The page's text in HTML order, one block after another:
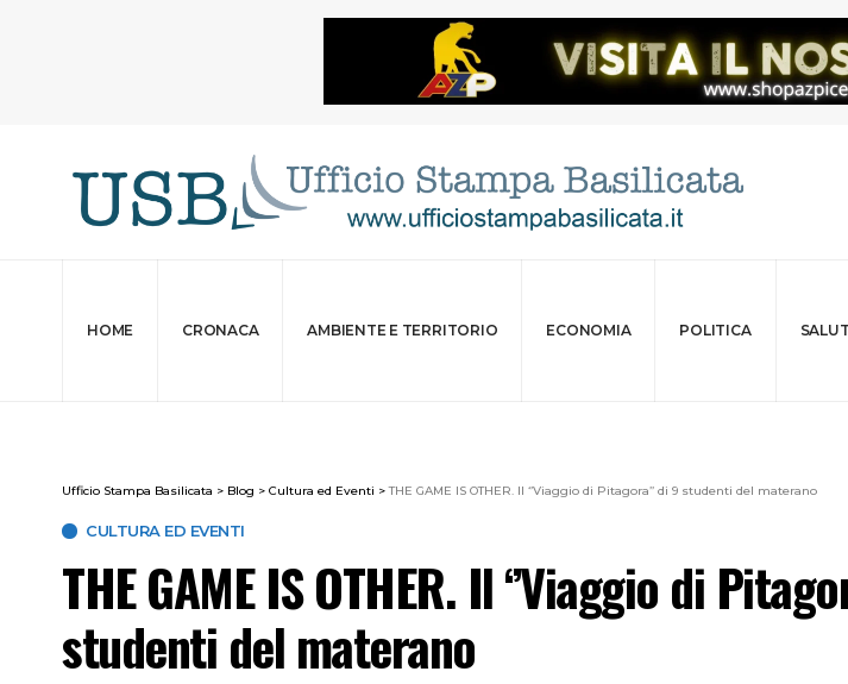
HOME CRONACA AMBIENTE E TERRITORIO ECONOMIA POLITICA
Ufficio Stampa Basilicata > Blog > Cultura ed Eventi >THE GAME IS OTHER. Il ‘’Viaggio di Pitagora’’ di 9 studenti del materano
CULTURA ED EVENTI
THE GAME IS OTHER. Il ‘’Viaggio di
studenti del materano